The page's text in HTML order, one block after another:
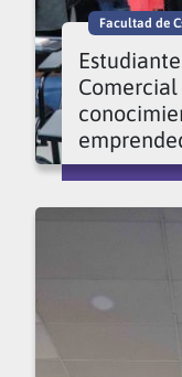
Facultad de
Comercial